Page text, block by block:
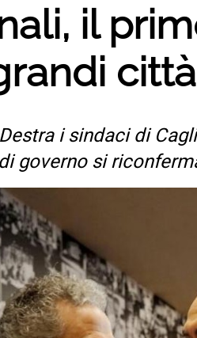
il
i sindaci di
governo si